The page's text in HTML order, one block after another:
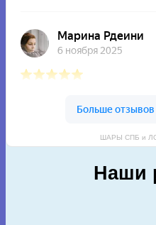
ШАРЫ СПБ и
Наши